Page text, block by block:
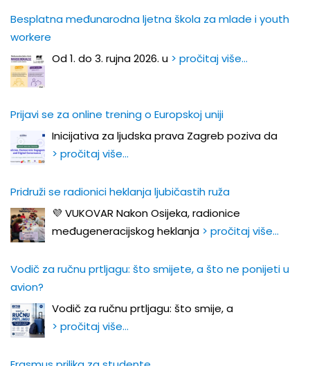
Besplatna međunarodna ljetna škola za mlade i youth
workere
Od 1. do 3. rujna 2026. u > pročitaj više…
Prijavi se za online trening o Europskoj uniji
Inicijativa za ljudska prava Zagreb poziva da
> pročitaj više…
Pridruži se radionici heklanja ljubičastih ruža
💜 VUKOVAR Nakon Osijeka, radionice
međugeneracijskog heklanja > pročitaj više…
Vodič za ručnu prtljagu: što smijete, a što ne ponijeti u
avion?
Vodič za ručnu prtljagu: što smije, a
> pročitaj više…